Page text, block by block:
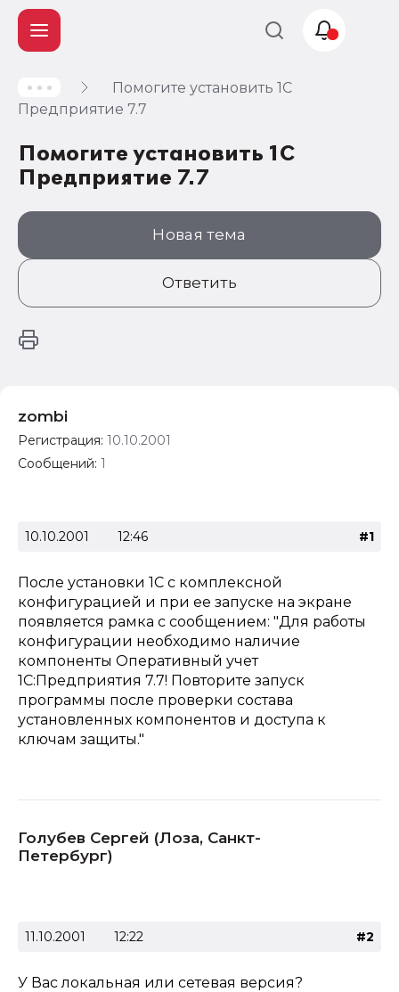
Помогите установить 1С
Предприятие 7.7
Помогите установить 1С
Предприятие 7.7
Новая тема
Ответить
zombi
Регистрация: 10.10.2001
Сообщений: 1
10.10.2001 12:46 #1
После установки 1С с комплексной
конфигурацией и при ее запуске на экране
появляется рамка с сообщением: "Для работы
конфигурации необходимо наличие
компоненты Оперативный учет
1С:Предприятия 7.7! Повторите запуск
программы после проверки состава
установленных компонентов и доступа к
ключам защиты."
Голубев Сергей (Лоза, Санкт-
Петербург)
11.10.2001 12:22 #2
У Вас локальная или сетевая версия?
Учет и
налогообложение
Автоматизация